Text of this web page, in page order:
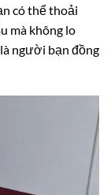
có thể thoải
mà không lo
người bạn đồng